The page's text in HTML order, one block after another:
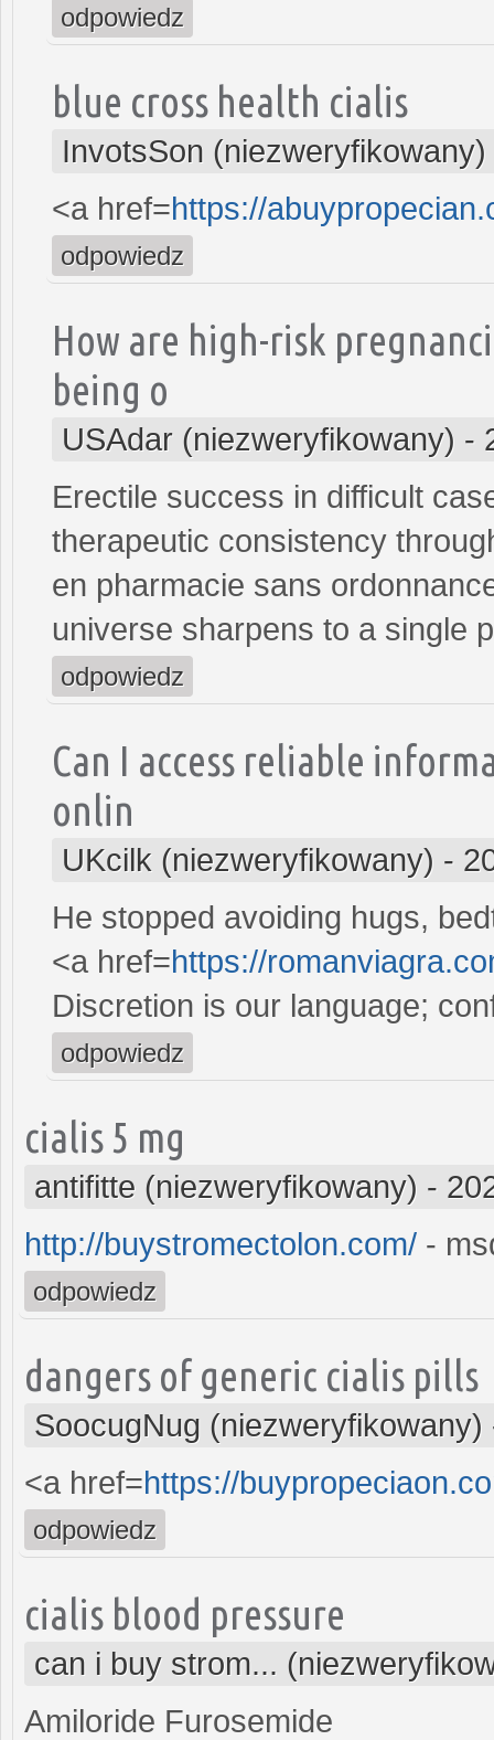
odpowiedz
blue cross health cialis
InvotsSon (niezweryfikowany)
<a href=https://
odpowiedz
How are high-risk
being o
USAdar (niezweryfikowany) -
Erectile success in difficult
therapeutic consistency
en pharmacie sans
universe sharpens to a single
odpowiedz
Can I access reliable
onlin
UKcilk (niezweryfikowany) -
He stopped avoiding hugs,
<a href=https://
Discretion is our language;
odpowiedz
cialis 5 mg
antifitte (niezweryfikowany) -
http://buystromectolon.com/ -
odpowiedz
dangers of generic cialis pills
SoocugNug (niezweryfikowany)
<a href=https://
odpowiedz
cialis blood pressure
can i buy strom...
Amiloride Furosemide